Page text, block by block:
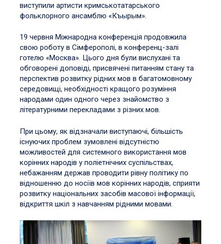
виступили артисти кримськотатарського
фольклорного ансамблю «Къырым».
19 червня Міжнародна конференція продовжила
свою роботу в Сімферополі, в конференц-залі
готелю «Москва». Цього дня були вислухані та
обговорені доповіді, присвячені питанням стану та
перспектив розвитку рідних мов в багатомовному
середовищі, необхідності кращого розуміння
народами один одного через знайомство з
літературними перекладами з різних мов.
При цьому, як відзначали виступаючі, більшість
існуючих проблем зумовлені відсутністю
можливостей для системного використання мов
корінних народів у поліетнічних суспільствах,
небажанням держав проводити рівну політику по
відношенню до носіїв мов корінних народів, сприяти
розвитку національних засобів масової інформації,
відкриття шкіл з навчанням рідними мовами.